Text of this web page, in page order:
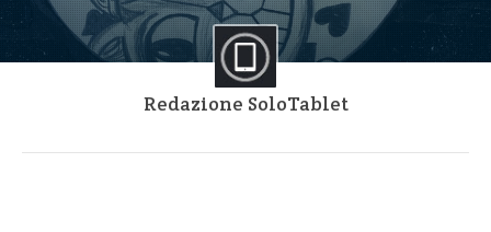
Redazione SoloTablet